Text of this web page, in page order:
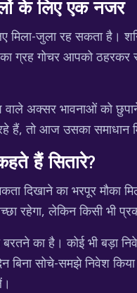
के लिए एक नजर
मिला-जुला रह सकता है।
ग्रह गोचर आपको ठहरकर
अक्सर भावनाओं को
हैं, तो आज उसका समाधान
हैं सितारे?
दिखाने का भरपूर
रहेगा, लेकिन किसी भी
बरतने का है। कोई भी
बिना सोचे-समझे निवेश